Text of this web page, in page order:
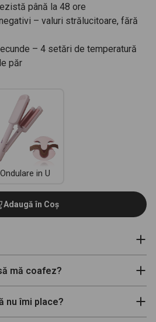
până la 48 ore
– valuri strălucitoare, fără
– 4 setări de temperatură
păr
Ondulare in U
Adaugă în Coș
mă coafez?
nu îmi place?